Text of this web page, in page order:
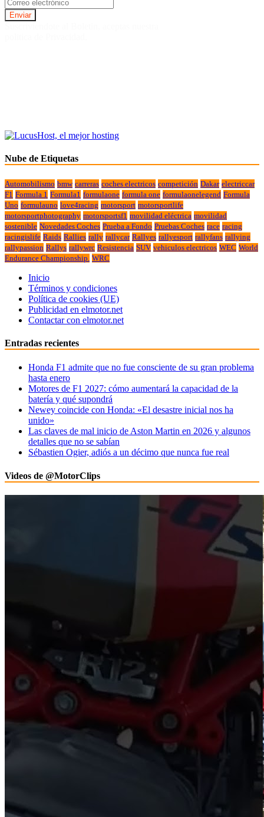
Nube de Etiquetas
Automobilismo bmw carreras coches electricos competición Dakar electriccar
F1 Formula 1 Formula1 formulaone formula one formulaonelegend Formula
Uno formulauno love4racing motorsport motorsportlife
motorsportphotography motorsportsf1 movilidad eléctrica movilidad
sostenible Novedades Coches Prueba a Fondo Pruebas Coches race racing
racingislife Raids Rallies rally rallycar Rallyes rallyesport rallyfans rallying
rallypassion Rallys rallywrc Resistencia SUV vehiculos electricos WEC World
Endurance Championship. WRC
Inicio
Términos y condiciones
Política de cookies (UE)
Publicidad en elmotor.net
Contactar con elmotor.net
Entradas recientes
Honda F1 admite que no fue consciente de su gran problema
hasta enero
Motores de F1 2027: cómo aumentará la capacidad de la
batería y qué supondrá
Newey coincide con Honda: «El desastre inicial nos ha
unido»
Las claves de mal inicio de Aston Martin en 2026 y algunos
detalles que no se sabían
Sébastien Ogier, adiós a un décimo que nunca fue real
Videos de @MotorClips